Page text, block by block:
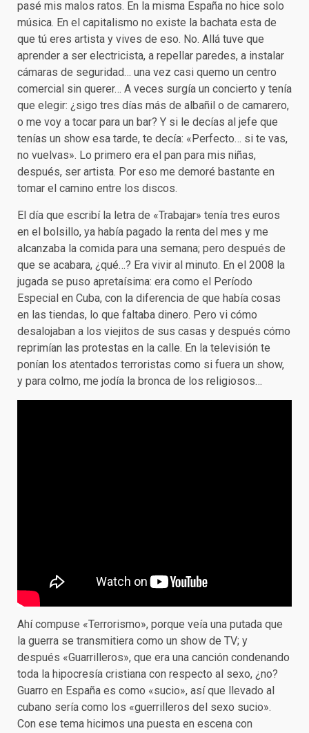
pasé mis malos ratos. En la misma España no hice solo
música. En el capitalismo no existe la bachata esta de
que tú eres artista y vives de eso. No. Allá tuve que
aprender a ser electricista, a repellar paredes, a instalar
cámaras de seguridad… una vez casi quemo un centro
comercial sin querer… A veces surgía un concierto y tenía
que elegir: ¿sigo tres días más de albañil o de camarero,
o me voy a tocar para un bar? Y si le decías al jefe que
tenías un show esa tarde, te decía: «Perfecto… si te vas,
no vuelvas». Lo primero era el pan para mis niñas,
después, ser artista. Por eso me demoré bastante en
tomar el camino entre los discos.
El día que escribí la letra de «Trabajar» tenía tres euros
en el bolsillo, ya había pagado la renta del mes y me
alcanzaba la comida para una semana; pero después de
que se acabara, ¿qué…? Era vivir al minuto. En el 2008 la
jugada se puso apretaísima: era como el Período
Especial en Cuba, con la diferencia de que había cosas
en las tiendas, lo que faltaba dinero. Pero vi cómo
desalojaban a los viejitos de sus casas y después cómo
reprimían las protestas en la calle. En la televisión te
ponían los atentados terroristas como si fuera un show,
y para colmo, me jodía la bronca de los religiosos…
Ahí compuse «Terrorismo», porque veía una putada que
la guerra se transmitiera como un show de TV; y
después «Guarrilleros», que era una canción condenando
toda la hipocresía cristiana con respecto al sexo, ¿no?
Guarro en España es como «sucio», así que llevado al
cubano sería como los «guerrilleros del sexo sucio».
Con ese tema hicimos una puesta en escena con